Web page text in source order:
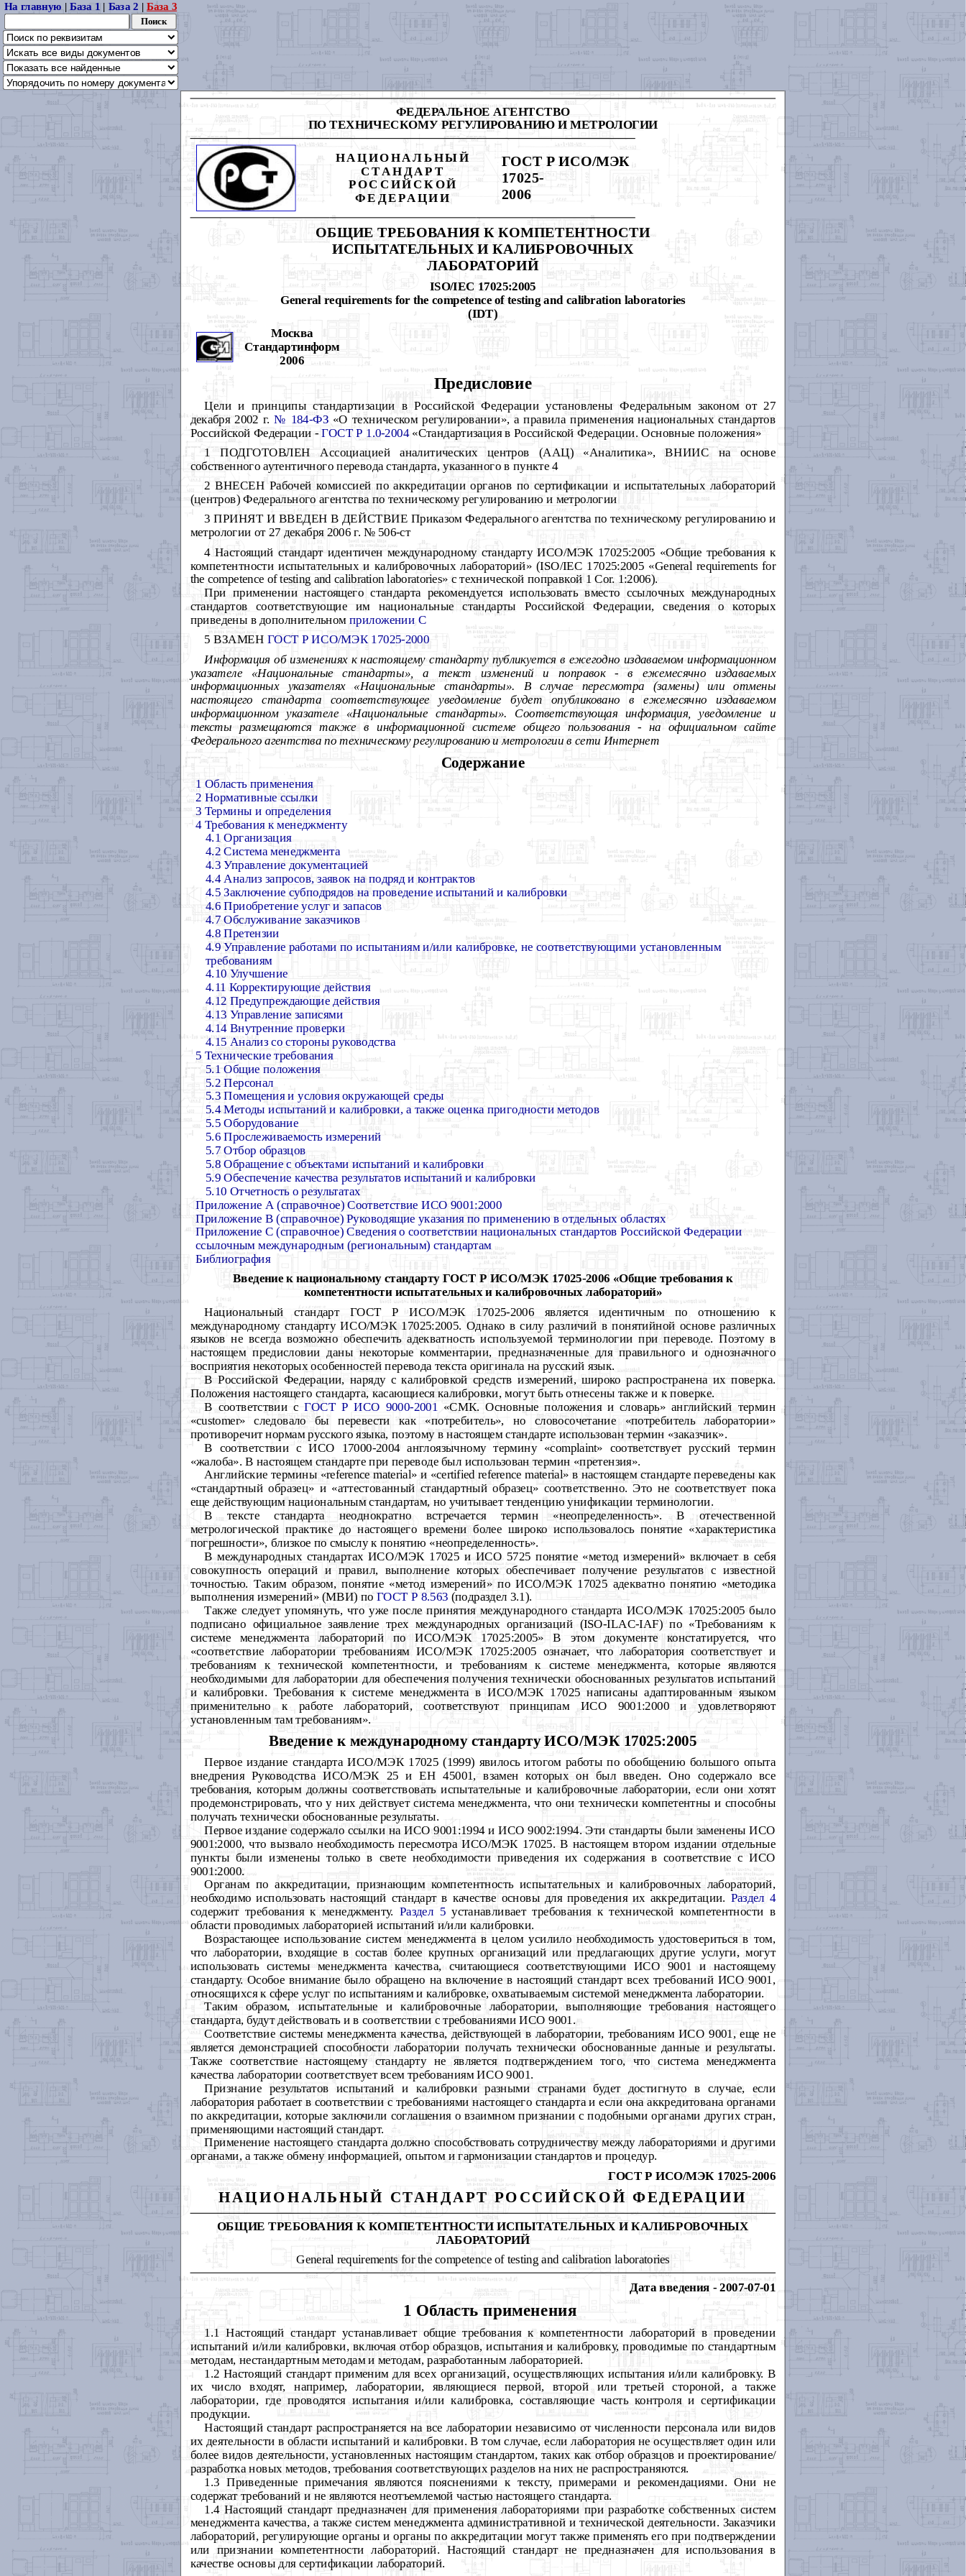
На главную |База 1 | База 2 |База 3
ФЕДЕРАЛЬНОЕ АГЕНТСТВО
ПО ТЕХНИЧЕСКОМУ РЕГУЛИРОВАНИЮ И МЕТРОЛОГИИ
НАЦИОНАЛЬНЫЙ
СТАНДАРТ
РОССИЙСКОЙ
ФЕДЕРАЦИИ
ГОСТ Р ИСО/МЭК
17025-
2006
ОБЩИЕ ТРЕБОВАНИЯ К КОМПЕТЕНТНОСТИ
ИСПЫТАТЕЛЬНЫХ И КАЛИБРОВОЧНЫХ
ЛАБОРАТОРИЙ
ISO/IEC 17025:2005
General requirements for the competence of testing and calibration laboratories
(IDT)
Москва
Стандартинформ
2006
Предисловие
Цели и принципы стандартизации в Российской Федерации установлены Федеральным законом от 27
декабря 2002 г.№ 184-ФЗ «О техническом регулировании», а правила применения национальных стандартов
Российской Федерации -ГОСТ Р 1.0-2004«Стандартизация в Российской Федерации. Основные положения»
1 ПОДГОТОВЛЕН Ассоциацией аналитических центров (ААЦ) «Аналитика», ВНИИС на основе
собственного аутентичного перевода стандарта, указанного в пункте 4
2 ВНЕСЕН Рабочей комиссией по аккредитации органов по сертификации и испытательных лабораторий
(центров) Федерального агентства по техническому регулированию и метрологии
3 ПРИНЯТ И ВВЕДЕН В ДЕЙСТВИЕ Приказом Федерального агентства по техническому регулированию и
метрологии от 27 декабря 2006 г. № 506-ст
4 Настоящий стандарт идентичен международному стандарту ИСО/МЭК 17025:2005 «Общие требования к
компетентности испытательных и калибровочных лабораторий» (ISO/IEC 17025:2005 «General requirements for
the competence of testing and calibration laboratories» с технической поправкой 1 Cor. 1:2006).
При применении настоящего стандарта рекомендуется использовать вместо ссылочных международных
стандартов соответствующие им национальные стандарты Российской Федерации, сведения о которых
приведены в дополнительномприложении С
5 ВЗАМЕН ГОСТ Р ИСО/МЭК 17025-2000
Информация об изменениях к настоящему стандарту публикуется в ежегодно издаваемом информационном
указателе «Национальные стандарты», а текст изменений и поправок - в ежемесячно издаваемых
информационных указателях «Национальные стандарты». В случае пересмотра (замены) или отмены
настоящего стандарта соответствующее уведомление будет опубликовано в ежемесячно издаваемом
информационном указателе «Национальные стандарты». Соответствующая информация, уведомление и
тексты размещаются также в информационной системе общего пользования - на официальном сайте
Федерального агентства по техническому регулированию и метрологии в сети Интернет
Содержание
1 Область применения
2 Нормативные ссылки
3 Термины и определения
4 Требования к менеджменту
4.1 Организация
4.2 Система менеджмента
4.3 Управление документацией
4.4 Анализ запросов, заявок на подряд и контрактов
4.5 Заключение субподрядов на проведение испытаний и калибровки
4.6 Приобретение услуг и запасов
4.7 Обслуживание заказчиков
4.8 Претензии
4.9 Управление работами по испытаниям и/или калибровке, не соответствующими установленным
требованиям
4.10 Улучшение
4.11 Корректирующие действия
4.12 Предупреждающие действия
4.13 Управление записями
4.14 Внутренние проверки
4.15 Анализ со стороны руководства
5 Технические требования
5.1 Общие положения
5.2 Персонал
5.3 Помещения и условия окружающей среды
5.4 Методы испытаний и калибровки, а также оценка пригодности методов
5.5 Оборудование
5.6 Прослеживаемость измерений
5.7 Отбор образцов
5.8 Обращение с объектами испытаний и калибровки
5.9 Обеспечение качества результатов испытаний и калибровки
5.10 Отчетность о результатах
Приложение А (справочное) Соответствие ИСО 9001:2000
Приложение В (справочное) Руководящие указания по применению в отдельных областях
Приложение С (справочное) Сведения о соответствии национальных стандартов Российской Федерации
ссылочным международным (региональным) стандартам
Библиография
Введение к национальному стандарту ГОСТ Р ИСО/МЭК 17025-2006 «Общие требования к
компетентности испытательных и калибровочных лабораторий»
Национальный стандарт ГОСТ Р ИСО/МЭК 17025-2006 является идентичным по отношению к
международному стандарту ИСО/МЭК 17025:2005. Однако в силу различий в понятийной основе различных
языков не всегда возможно обеспечить адекватность используемой терминологии при переводе. Поэтому в
настоящем предисловии даны некоторые комментарии, предназначенные для правильного и однозначного
восприятия некоторых особенностей перевода текста оригинала на русский язык.
В Российской Федерации, наряду с калибровкой средств измерений, широко распространена их поверка.
Положения настоящего стандарта, касающиеся калибровки, могут быть отнесены также и к поверке.
В соответствии сГОСТ Р ИСО 9000-2001 «СМК. Основные положения и словарь» английский термин
«customer» следовало бы перевести как «потребитель», но словосочетание «потребитель лаборатории»
противоречит нормам русского языка, поэтому в настоящем стандарте использован термин «заказчик».
В соответствии с ИСО 17000-2004 англоязычному термину «complaint» соответствует русский термин
«жалоба». В настоящем стандарте при переводе был использован термин «претензия».
Английские термины «reference material» и «certified reference material» в настоящем стандарте переведены как
«стандартный образец» и «аттестованный стандартный образец» соответственно. Это не соответствует пока
еще действующим национальным стандартам, но учитывает тенденцию унификации терминологии.
В тексте стандарта неоднократно встречается термин «неопределенность». В отечественной
метрологической практике до настоящего времени более широко использовалось понятие «характеристика
погрешности», близкое по смыслу к понятию «неопределенность».
В международных стандартах ИСО/МЭК 17025 и ИСО 5725 понятие «метод измерений» включает в себя
совокупность операций и правил, выполнение которых обеспечивает получение результатов с известной
точностью. Таким образом, понятие «метод измерений» по ИСО/МЭК 17025 адекватно понятию «методика
выполнения измерений» (МВИ) поГОСТ Р 8.563 (подраздел 3.1).
Также следует упомянуть, что уже после принятия международного стандарта ИСО/МЭК 17025:2005 было
подписано официальное заявление трех международных организаций (ISO-ILAC-IAF) по «Требованиям к
системе менеджмента лабораторий по ИСО/МЭК 17025:2005» В этом документе констатируется, что
«соответствие лаборатории требованиям ИСО/МЭК 17025:2005 означает, что лаборатория соответствует и
требованиям к технической компетентности, и требованиям к системе менеджмента, которые являются
необходимыми для лаборатории для обеспечения получения технически обоснованных результатов испытаний
и калибровки. Требования к системе менеджмента в ИСО/МЭК 17025 написаны адаптированным языком
применительно к работе лабораторий, соответствуют принципам ИСО 9001:2000 и удовлетворяют
установленным там требованиям».
Введение к международному стандарту ИСО/МЭК 17025:2005
Первое издание стандарта ИСО/МЭК 17025 (1999) явилось итогом работы по обобщению большого опыта
внедрения Руководства ИСО/МЭК 25 и ЕН 45001, взамен которых он был введен. Оно содержало все
требования, которым должны соответствовать испытательные и калибровочные лаборатории, если они хотят
продемонстрировать, что у них действует система менеджмента, что они технически компетентны и способны
получать технически обоснованные результаты.
Первое издание содержало ссылки на ИСО 9001:1994 и ИСО 9002:1994. Эти стандарты были заменены ИСО
9001:2000, что вызвало необходимость пересмотра ИСО/МЭК 17025. В настоящем втором издании отдельные
пункты были изменены только в свете необходимости приведения их содержания в соответствие с ИСО
9001:2000.
Органам по аккредитации, признающим компетентность испытательных и калибровочных лабораторий,
необходимо использовать настоящий стандарт в качестве основы для проведения их аккредитации. Раздел 4
содержит требования к менеджменту. Раздел 5устанавливает требования к технической компетентности в
области проводимых лабораторией испытаний и/или калибровки.
Возрастающее использование систем менеджмента в целом усилило необходимость удостовериться в том,
что лаборатории, входящие в состав более крупных организаций или предлагающих другие услуги, могут
использовать системы менеджмента качества, считающиеся соответствующими ИСО 9001 и настоящему
стандарту. Особое внимание было обращено на включение в настоящий стандарт всех требований ИСО 9001,
относящихся к сфере услуг по испытаниям и калибровке, охватываемым системой менеджмента лаборатории.
Таким образом, испытательные и калибровочные лаборатории, выполняющие требования настоящего
стандарта, будут действовать и в соответствии с требованиями ИСО 9001.
Соответствие системы менеджмента качества, действующей в лаборатории, требованиям ИСО 9001, еще не
является демонстрацией способности лаборатории получать технически обоснованные данные и результаты.
Также соответствие настоящему стандарту не является подтверждением того, что система менеджмента
качества лаборатории соответствует всем требованиям ИСО 9001.
Признание результатов испытаний и калибровки разными странами будет достигнуто в случае, если
лаборатория работает в соответствии с требованиями настоящего стандарта и если она аккредитована органами
по аккредитации, которые заключили соглашения о взаимном признании с подобными органами других стран,
применяющими настоящий стандарт.
Применение настоящего стандарта должно способствовать сотрудничеству между лабораториями и другими
органами, а также обмену информацией, опытом и гармонизации стандартов и процедур.
ГОСТ Р ИСО/МЭК 17025-2006
НАЦИОНАЛЬНЫЙ СТАНДАРТ РОССИЙСКОЙ ФЕДЕРАЦИИ
ОБЩИЕ ТРЕБОВАНИЯ К КОМПЕТЕНТНОСТИ ИСПЫТАТЕЛЬНЫХ И КАЛИБРОВОЧНЫХ
ЛАБОРАТОРИЙ
General requirements for the competence of testing and calibration laboratories
Дата введения - 2007-07-01
1 Область применения
1.1 Настоящий стандарт устанавливает общие требования к компетентности лабораторий в проведении
испытаний и/или калибровки, включая отбор образцов, испытания и калибровку, проводимые по стандартным
методам, нестандартным методам и методам, разработанным лабораторией.
1.2 Настоящий стандарт применим для всех организаций, осуществляющих испытания и/или калибровку. В
их число входят, например, лаборатории, являющиеся первой, второй или третьей стороной, а также
лаборатории, где проводятся испытания и/или калибровка, составляющие часть контроля и сертификации
продукции.
Настоящий стандарт распространяется на все лаборатории независимо от численности персонала или видов
их деятельности в области испытаний и калибровки. В том случае, если лаборатория не осуществляет один или
более видов деятельности, установленных настоящим стандартом, таких как отбор образцов и проектирование/
разработка новых методов, требования соответствующих разделов на них не распространяются.
1.3 Приведенные примечания являются пояснениями к тексту, примерами и рекомендациями. Они не
содержат требований и не являются неотъемлемой частью настоящего стандарта.
1.4 Настоящий стандарт предназначен для применения лабораториями при разработке собственных систем
менеджмента качества, а также систем менеджмента административной и технической деятельности. Заказчики
лабораторий, регулирующие органы и органы по аккредитации могут также применять его при подтверждении
или признании компетентности лабораторий. Настоящий стандарт не предназначен для использования в
качестве основы для сертификации лабораторий.